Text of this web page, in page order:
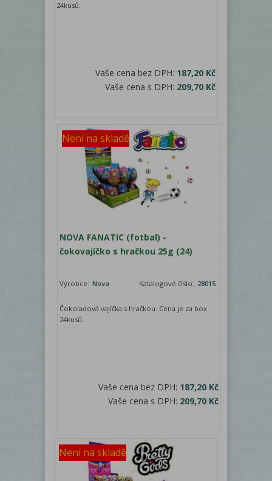
24kusů.
Vaše cena bez DPH: 187,20 Kč
Vaše cena s DPH: 209,70 Kč
Není na skladě
NOVA FANATIC (fotbal) -
čokovajíčko s hračkou 25g (24)
Výrobce: Nova Katalogové číslo: 28015
Čokoladová vajíčka s hračkou. Cena je za box
24kusů.
Vaše cena bez DPH: 187,20 Kč
Vaše cena s DPH: 209,70 Kč
Není na skladě